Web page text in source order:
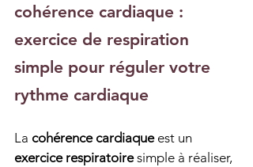
cohérence cardiaque :
exercice de respiration
simple pour réguler votre
rythme cardiaque
La cohérence cardiaque est un
exercice respiratoire simple à réaliser,